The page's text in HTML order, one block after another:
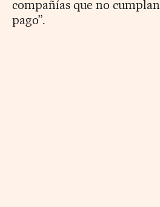
compañías que no
pago”.